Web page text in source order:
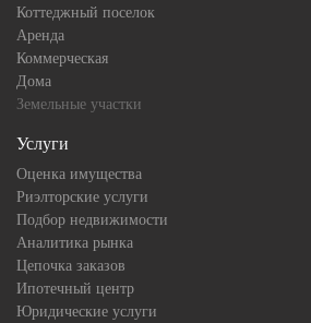
Коттеджный поселок
Аренда
Коммерческая
Дома
Земельные участки
Услуги
Оценка имущества
Риэлторские услуги
Подбор недвижимости
Аналитика рынка
Цепочка заказов
Ипотечный центр
Юридические услуги